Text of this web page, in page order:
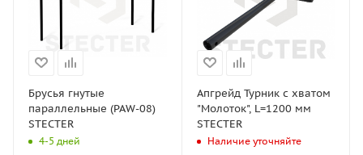
Брусья гнутые
параллельные (PAW-08)
STECTER
4-5 дней
Апгрейд Турник с хватом
"Молоток", L=1200 мм
STECTER
Наличие уточняйте